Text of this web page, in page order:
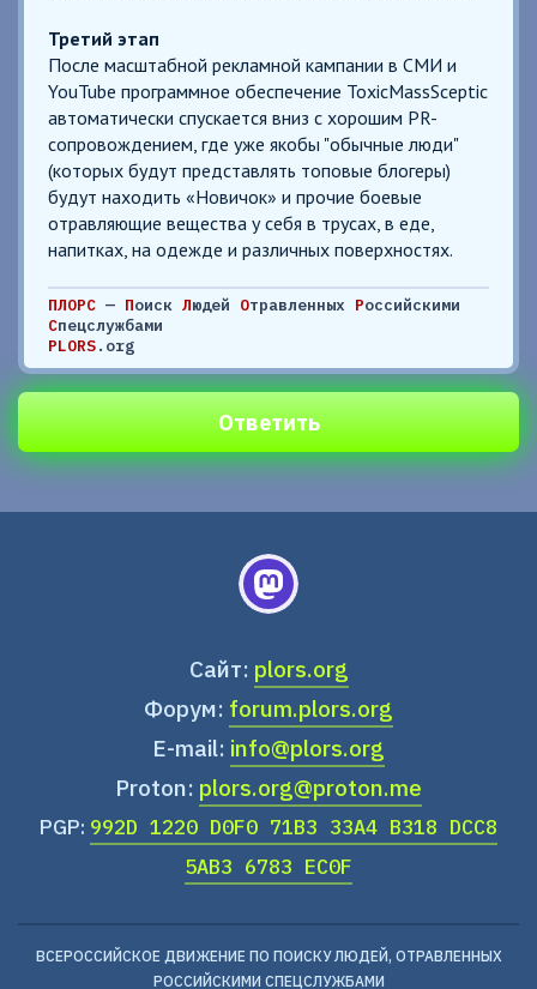
Третий этап
После масштабной рекламной кампании в СМИ и
YouTube программное обеспечение ToxicMassSceptic
автоматически спускается вниз с хорошим PR-
сопровождением, где уже якобы "обычные люди"
(которых будут представлять топовые блогеры)
будут находить «Новичок» и прочие боевые
отравляющие вещества у себя в трусах, в еде,
напитках, на одежде и различных поверхностях.
ПЛОРС — Поиск Людей Отравленных Российскими
Спецслужбами
PLORS.org
Ответить
Сайт: plors.org
Форум: forum.plors.org
E-mail: info@plors.org
Proton: plors.org@proton.me
PGP: 992D 1220 D0F0 71B3 33A4 B318 DCC8
5AB3 6783 EC0F
ВСЕРОССИЙСКОЕ ДВИЖЕНИЕ ПО ПОИСКУ ЛЮДЕЙ, ОТРАВЛЕННЫХ
РОССИЙСКИМИ СПЕЦСЛУЖБАМИ